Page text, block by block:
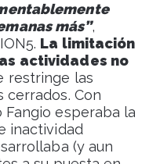
más”,
La limitación
actividades no
restringe las
cerrados. Con
Fangio esperaba la
inactividad
(y aun